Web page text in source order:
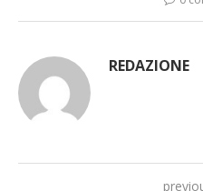
REDAZIONE